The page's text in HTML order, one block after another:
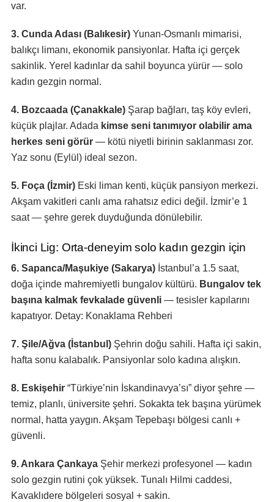
var.
3. Cunda Adası (Balıkesir) Yunan-Osmanlı mimarisi,
balıkçı limanı, ekonomik pansiyonlar. Hafta içi gerçek
sakinlik. Yerel kadınlar da sahil boyunca yürür — solo
kadın gezgin normal.
4. Bozcaada (Çanakkale) Şarap bağları, taş köy evleri,
küçük plajlar. Adada kimse seni tanımıyor olabilir ama
herkes seni görür — kötü niyetli birinin saklanması zor.
Yaz sonu (Eylül) ideal sezon.
5. Foça (İzmir) Eski liman kenti, küçük pansiyon merkezi.
Akşam vakitleri canlı ama rahatsız edici değil. İzmir’e 1
saat — şehre gerek duyduğunda dönülebilir.
İkinci Lig: Orta-deneyim solo kadın gezgin için
6. Sapanca/Maşukiye (Sakarya) İstanbul’a 1.5 saat,
doğa içinde mahremiyetli bungalov kültürü. Bungalov tek
başına kalmak fevkalade güvenli — tesisler kapılarını
kapatıyor. Detay: Konaklama Rehberi
7. Şile/Ağva (İstanbul) Şehrin doğu sahili. Hafta içi sakin,
hafta sonu kalabalık. Pansiyonlar solo kadına alışkın.
8. Eskişehir “Türkiye’nin İskandinavya’sı” diyor şehre —
temiz, planlı, üniversite şehri. Sokakta tek başına yürümek
normal, hatta yaygın. Akşam Tepebaşı bölgesi canlı +
güvenli.
9. Ankara Çankaya Şehir merkezi profesyonel — kadın
solo gezgin rutini çok yüksek. Tunalı Hilmi caddesi,
Kavaklıdere bölgeleri sosyal + sakin.